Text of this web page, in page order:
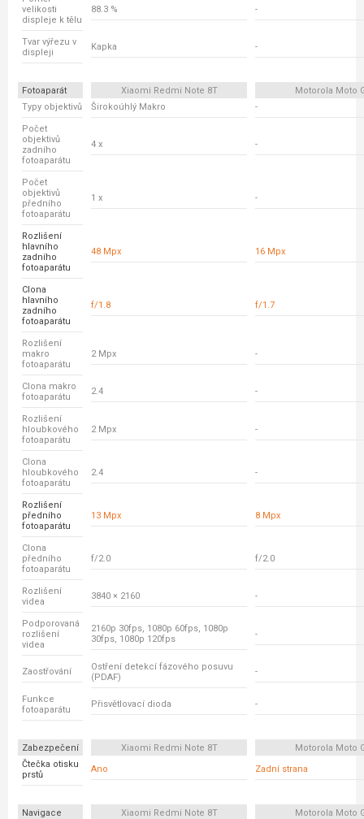
velikosti
displeje k tělu
88.3 % -
Tvar výřezu v
displeji
Kapka -
Fotoaparát Xiaomi Redmi Note 8T
Motorola Moto
Typy objektivů
Širokoúhlý Makro -
Počet
objektivů
zadního
fotoaparátu
4 x -
Počet
objektivů
předního
fotoaparátu
1 x -
Rozlišení
hlavního
zadního
fotoaparátu
48 Mpx 16 Mpx
Clona
hlavního
zadního
fotoaparátu
f/1.8 f/1.7
Rozlišení
makro
fotoaparátu
2 Mpx -
Clona makro
fotoaparátu
2.4 -
Rozlišení
hloubkového
fotoaparátu
2 Mpx -
Clona
hloubkového
fotoaparátu
2.4 -
Rozlišení
předního
fotoaparátu
13 Mpx 8 Mpx
Clona
předního
fotoaparátu
f/2.0 f/2.0
Rozlišení
videa
3840 × 2160 -
Podporovaná
rozlišení
videa
2160p 30fps, 1080p 60fps, 1080p
30fps, 1080p 120fps
-
Zaostřování
Ostření detekcí fázového posuvu
(PDAF)
-
Funkce
fotoaparátu
Přisvětlovací dioda -
Zabezpečení Xiaomi Redmi Note 8T
Motorola Moto
Čtečka otisku
prstů
Ano Zadní strana
Navigace Xiaomi Redmi Note 8T Motorola Moto